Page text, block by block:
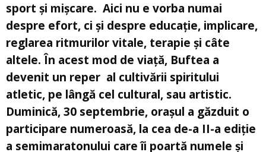
sport şi mişcare. Aici nu e vorba numai
despre efort, ci şi despre educaţie, implicare,
reglarea ritmurilor vitale, terapie şi câte
altele. În acest mod de viaţă, Buftea a
devenit un reper al cultivării spiritului
atletic, pe lângă cel cultural, sau artistic.
Duminică, 30 septembrie, orașul a găzduit o
participare numeroasă, la cea de-a II-a ediţie
a semimaratonului care îi poartă numele şi